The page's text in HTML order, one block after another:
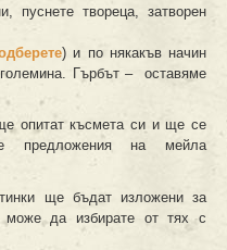
пуснете твореца, затворен
) и по някакъв начин
големина. Гърбът – оставяме
опитат късмета си и ще се
предложения на мейла
ще бъдат изложени за
да избирате от тях с